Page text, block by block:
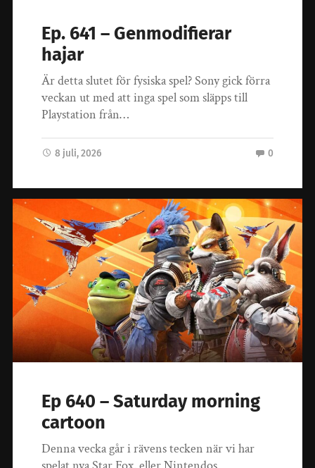
Ep. 641 – Genmodifierar
hajar
Är detta slutet för fysiska spel? Sony gick förra
veckan ut med att inga spel som släpps till
Playstation från…
8 juli, 2026 0
Ep 640 – Saturday morning
cartoon
Denna vecka går i rävens tecken när vi har